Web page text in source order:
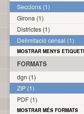
Seccions (1)
Girona (1)
Districtes (1)
Delimitació censal (1)
MOSTRAR MENYS
FORMATS
dgn (1)
ZIP (1)
PDF (1)
MOSTRAR MÉS FORMATS